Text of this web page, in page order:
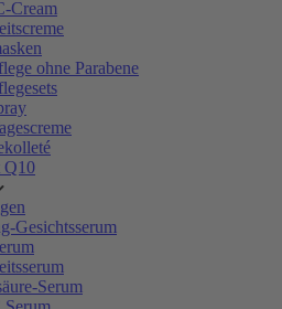
Cream
ohne Parabene
Q10
Gesichtsserum
Serum